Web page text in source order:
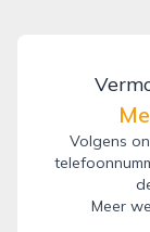
Volgens
Meer